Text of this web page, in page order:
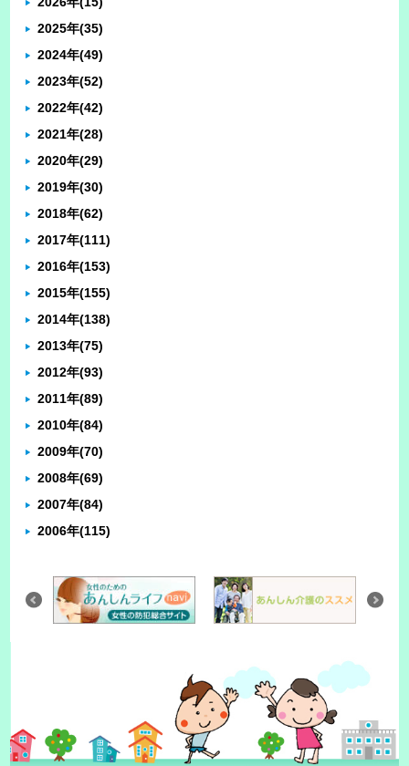
2025年(35)
2024年(49)
2023年(52)
2022年(42)
2021年(28)
2020年(29)
2019年(30)
2018年(62)
2017年(111)
2016年(153)
2015年(155)
2014年(138)
2013年(75)
2012年(93)
2011年(89)
2010年(84)
2009年(70)
2008年(69)
2007年(84)
2006年(115)